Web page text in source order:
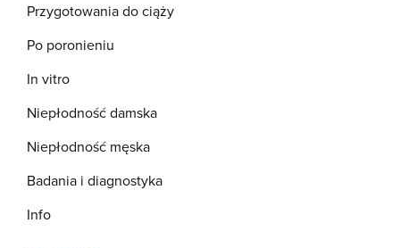
Przygotowania do ciąży
Po poronieniu
In vitro
Niepłodność damska
Niepłodność męska
Badania i diagnostyka
Info